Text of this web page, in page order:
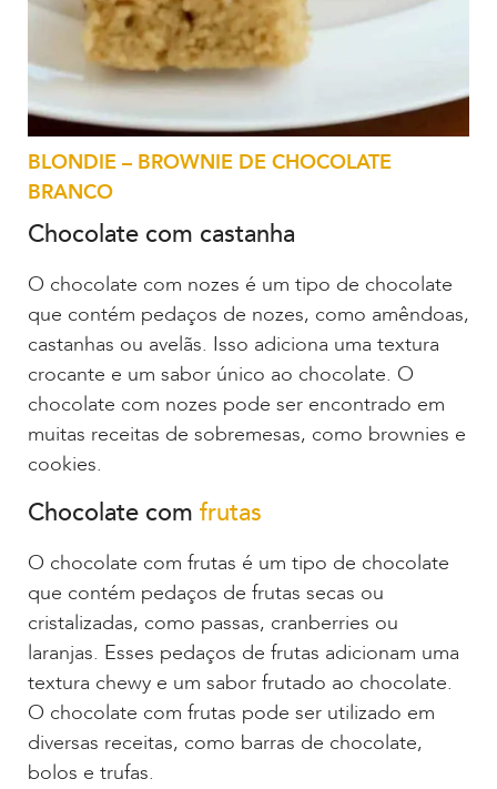
BLONDIE – BROWNIE DE CHOCOLATE
BRANCO
Chocolate com castanha
O chocolate com nozes é um tipo de chocolate
que contém pedaços de nozes, como amêndoas,
castanhas ou avelãs. Isso adiciona uma textura
crocante e um sabor único ao chocolate. O
chocolate com nozes pode ser encontrado em
muitas receitas de sobremesas, como brownies e
cookies.
Chocolate com frutas
O chocolate com frutas é um tipo de chocolate
que contém pedaços de frutas secas ou
cristalizadas, como passas, cranberries ou
laranjas. Esses pedaços de frutas adicionam uma
textura chewy e um sabor frutado ao chocolate.
O chocolate com frutas pode ser utilizado em
diversas receitas, como barras de chocolate,
bolos e trufas.